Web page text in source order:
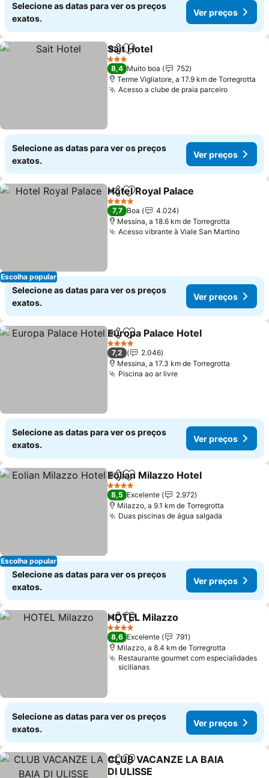
Selecione as datas para ver os preços
exatos.
Ver preços
PartilharAdicionar aos favoritos
Sait Hotel
3 Estrelas
8,4 Muito boa
752
Terme Vigliatore, a 17.9 km de Torregrotta
Acesso a clube de praia parceiro
Selecione as datas para ver os preços
exatos.
Ver preços
Escolha popular
PartilharAdicionar aos favoritos
Hotel Royal Palace
4 Estrelas
7,7 Boa
4.024
Messina, a 18.6 km de Torregrotta
Acesso vibrante à Viale San Martino
Selecione as datas para ver os preços
exatos.
Ver preços
PartilharAdicionar aos favoritos
Europa Palace Hotel
4 Estrelas
7,2
2.046
Messina, a 17.3 km de Torregrotta
Piscina ao ar livre
Selecione as datas para ver os preços
exatos.
Ver preços
Escolha popular
PartilharAdicionar aos favoritos
Eolian Milazzo Hotel
4 Estrelas
8,5 Excelente
2.972
Milazzo, a 9.1 km de Torregrotta
Duas piscinas de água salgada
Selecione as datas para ver os preços
exatos.
Ver preços
PartilharAdicionar aos favoritos
HOTEL Milazzo
4 Estrelas
8,6 Excelente
791
Milazzo, a 8.4 km de Torregrotta
Restaurante gourmet com especialidades
sicilianas
Selecione as datas para ver os preços
exatos.
Ver preços
PartilharAdicionar aos favoritos
CLUB VACANZE LA BAIA
DI ULISSE